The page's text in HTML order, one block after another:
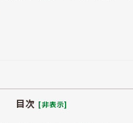
目次 [非表示]